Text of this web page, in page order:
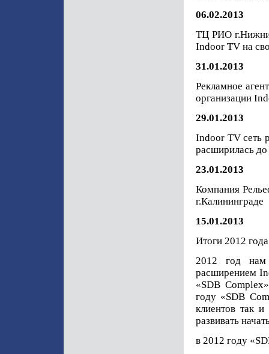
06.02.2013
ТЦ РИО
Indoor TV на
31.01.2013
Рекламное
организации
29.01.2013
Indoor TV сеть
расширилась
23.01.2013
Компания
г.Калининграде
15.01.2013
Итоги 2012
2012 год нам
расширением
«SDB
году «SDB
клиентов так
развивать
в 2012 году